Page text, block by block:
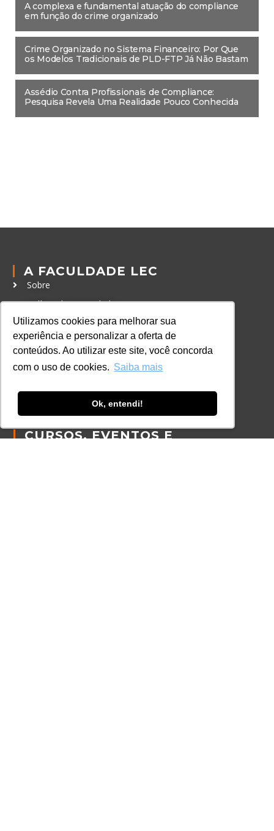
Utilizamos cookies para melhorar sua
experiência e personalizar a oferta de
conteúdos. Ao utilizar este site, você concorda
com o uso de cookies. Saiba mais
Ok, entendi!
A complexa e fundamental atuação do compliance
em função do crime organizado
Crime Organizado no Sistema Financeiro: Por Que
os Modelos Tradicionais de PLD-FTP Já Não Bastam
Assédio Contra Profissionais de Compliance:
Pesquisa Revela Uma Realidade Pouco Conhecida
A FACULDADE LEC
Sobre
Política de Privacidade
Política de Cookies
Código de Conduta
Política Anticorrupção
GRADUAÇÃO
Autenticação de documentos
CURSOS, EVENTOS E